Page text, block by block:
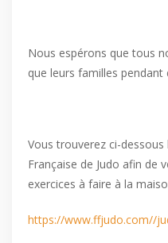
Nous espérons que tous
que leurs familles
Vous trouverez ci-
Française de Judo afin de
exercices à faire à la
https://www.ffjudo.com//